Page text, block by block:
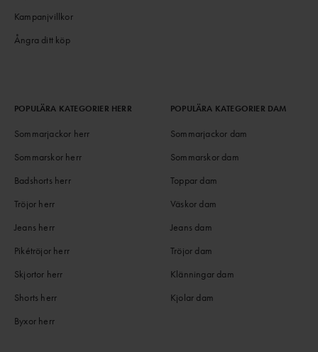
Kampanjvillkor
Ångra ditt köp
POPULÄRA KATEGORIER HERR
Sommarjackor herr
Sommarskor herr
Badshorts herr
Tröjor herr
Jeans herr
Pikétröjor herr
Skjortor herr
Shorts herr
Byxor herr
POPULÄRA KATEGORIER DAM
Sommarjackor dam
Sommarskor dam
Toppar dam
Väskor dam
Jeans dam
Tröjor dam
Klänningar dam
Kjolar dam